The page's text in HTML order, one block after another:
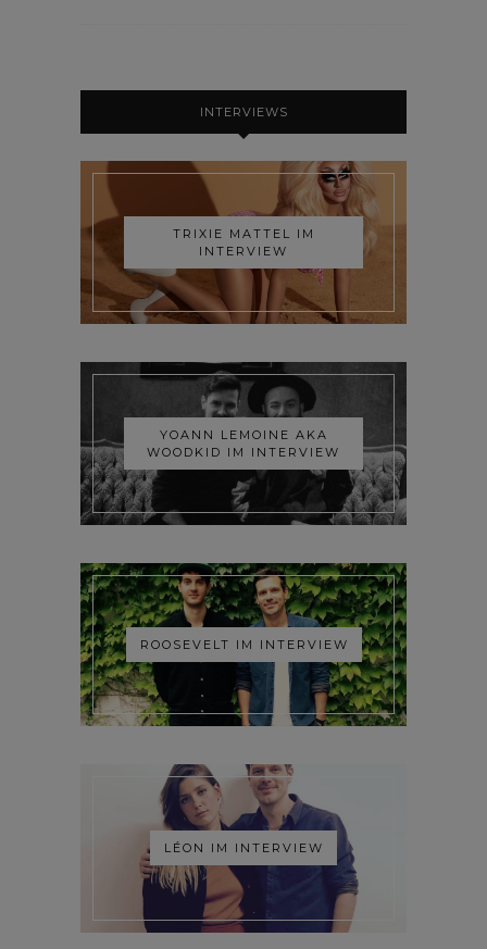
INTERVIEWS
TRIXIE MATTEL IM
INTERVIEW
YOANN LEMOINE AKA
WOODKID IM INTERVIEW
ROOSEVELT IM INTERVIEW
LÉON IM INTERVIEW